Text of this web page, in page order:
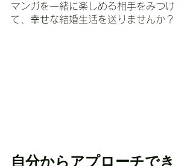
マンガを一緒に楽しめる相手をみつけ
て、 幸せな結婚生活を送りませんか？
自分からアプローチでき